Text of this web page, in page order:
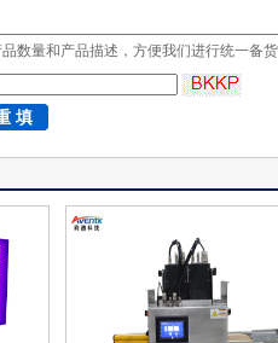
数量和产品描述，方便我们进行统一备